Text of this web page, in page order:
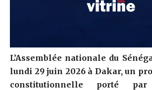
L’Assemblée nationale du
lundi 29 juin 2026 à Dakar, un
constitutionnelle porté